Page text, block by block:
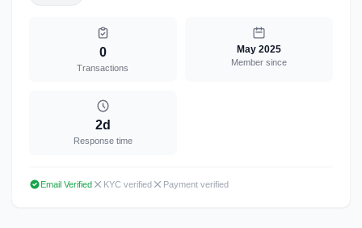
0
Transactions
May 2025
Member since
2d
Response time
Email Verified KYC verified Payment verified